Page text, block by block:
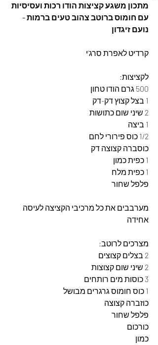
מתכון משגע קציצות הודו רכות ועסיסיות
עם חומוס ברוטב צהוב טעים ברמות -
נועם זיגדון
קרדיט לאפרת סרג'י
לקציצות:
500 גרם הודו טחון
1 בצל קצוץ דק-דק
2 שיני שום כתושות
1 ביצה
1/2 כוס פירורי לחם
כוסברה קצוצה דק
1 כפית כמון
1 כפית מלח
פלפל שחור
מערבבים את כל מרכיבי הקציצה לעיסה
אחידה
מצרכים לרוטב:
2 בצלים קצוצים
2 שיני שום קצוצות
3 כוסות מים רותחים
1 כוס חומוס גרגרים מבושל
כוזברה קצוצה
פלפל שחור
כורכום
כמון